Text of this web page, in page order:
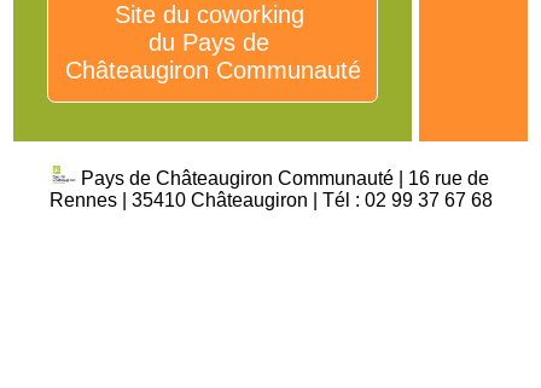
Site du coworking
du Pays de
Châteaugiron Communauté
Pays de Châteaugiron Communauté | 16 rue de
Rennes | 35410 Châteaugiron | Tél : 02 99 37 67 68